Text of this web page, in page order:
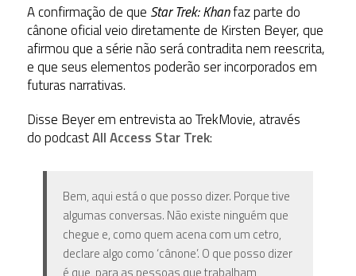
A confirmação de que Star Trek: Khanfaz parte do
cânone oficial veio diretamente de Kirsten Beyer, que
afirmou que a série não será contradita nem reescrita,
e que seus elementos poderão ser incorporados em
futuras narrativas.
Disse Beyer em entrevista ao TrekMovie, através
dopodcastAll Access Star Trek:
Bem, aqui está o que posso dizer. Porque tive
algumas conversas. Não existe ninguém que
chegue e, como quem acena com um cetro,
declare algo como ‘cânone’. O que posso dizer
é que, para as pessoas que trabalham